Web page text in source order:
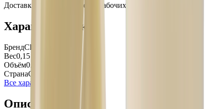
Доставка по России — от 2 рабочих дней
Характеристики
БрендClack
Вес0,15 кг
Объём0.0001 м³
СтранаСША
Все характеристики
Описание